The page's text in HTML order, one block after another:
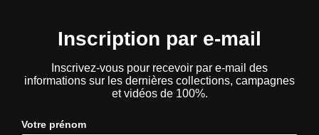
Inscription par e-mail
Inscrivez-vous pour recevoir par e-mail des
informations sur les dernières collections, campagnes
et vidéos de 100%.
Votre prénom